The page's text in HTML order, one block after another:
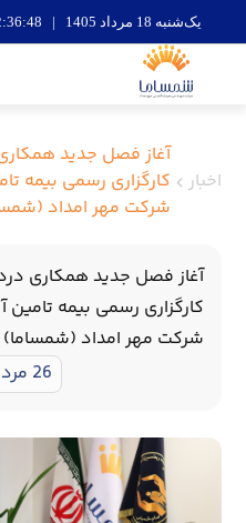
یک‌شنبه 18 مرداد 1405 | 12:36:49
اخبار
آغاز فصل جدید
کارگزاری رسمی بیمه
شرکت مهر امداد
آغاز فصل جدید همکاری
کارگزاری رسمی بیمه تامین
شرکت مهر امداد (شمساما)
26 مرداد 1404